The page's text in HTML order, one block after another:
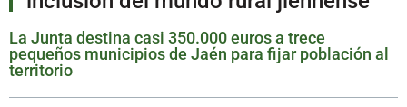
La Junta destina casi 350.000 euros a trece
pequeños municipios de Jaén para fijar población al
territorio